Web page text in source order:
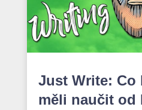
Just Write: Co
měli naučit od